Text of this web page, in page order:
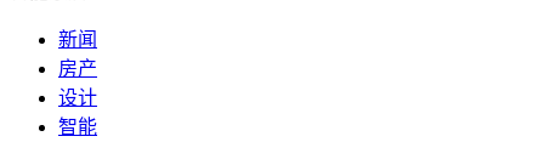
新闻
房产
设计
智能